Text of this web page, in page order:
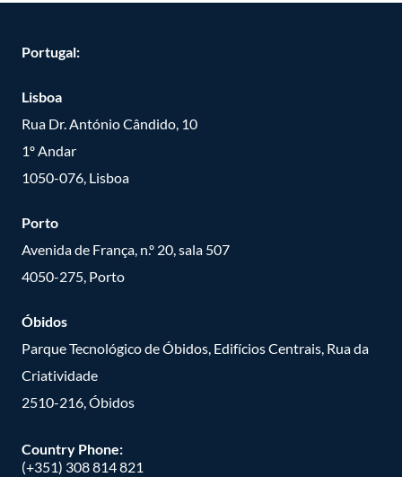
Portugal:
Lisboa
Rua Dr. António Cândido, 10
1º Andar
1050-076, Lisboa
Porto
Avenida de França, n.º 20, sala 507
4050-275, Porto
Óbidos
Parque Tecnológico de Óbidos, Edifícios Centrais, Rua da
Criatividade
2510-216, Óbidos
Country Phone:
(+351) 308 814 821